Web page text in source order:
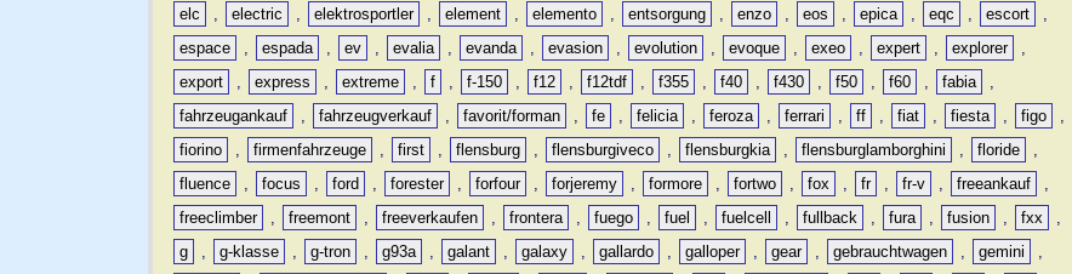
elc
, electric , elektrosportler , element , elemento , entsorgung , enzo , eos , epica , eqc , escort
,
espace
, espada , ev , evalia , evanda , evasion , evolution , evoque , exeo , expert , explorer
,
export
, express , extreme , f , f-150 , f12 , f12tdf , f355 , f40 , f430 , f50 , f60 , fabia
,
fahrzeugankauf
, fahrzeugverkauf , favorit/forman , fe , felicia , feroza , ferrari , ff , fiat , fiesta , figo
,
fiorino
, firmenfahrzeuge , first , flensburg , flensburgiveco , flensburgkia , flensburglamborghini , floride
,
fluence
, focus , ford , forester , forfour , forjeremy , formore , fortwo , fox , fr , fr-v , freeankauf
,
freeclimber
, freemont , freeverkaufen , frontera , fuego , fuel , fuelcell , fullback , fura , fusion , fxx
,
g
, g-klasse , g-tron , g93a , galant , galaxy , gallardo , galloper , gear , gebrauchtwagen , gemini
,